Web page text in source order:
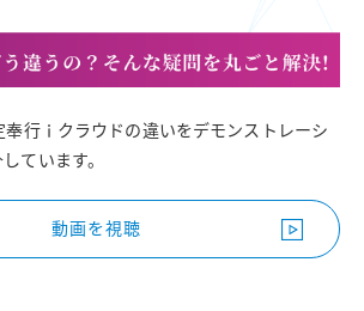
行ｉクラウドの違いをデモンストレーシ
ています。
動画を視聴